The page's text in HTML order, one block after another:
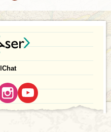
Chat